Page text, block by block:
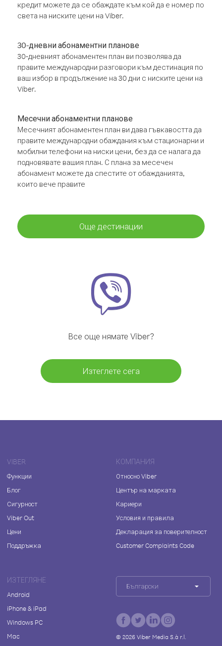
кредит можете да се обаждате към кой да е номер по
света на ниските цени на Viber.
30-дневни абонаментни планове
30-дневният абонаментен план ви позволява да
правите международни разговори към дестинация по
ваш избор в продължение на 30 дни с ниските цени на
Viber.
Месечни абонаментни планове
Месечният абонаментен план ви дава гъвкавостта да
правите международни обаждания към стационарни и
мобилни телефони на ниски цени, без да се налага да
подновявате вашия план. С плана за месечен
абонамент можете да спестите от обажданията,
които вече правите
Още дестинации
Все още нямате Viber?
Изтеглете сега
VIBER
Функции
Блог
Сигурност
Viber Out
Цени
Поддръжка
КОМПАНИЯ
Относно Viber
Център на марката
Кариери
Условия и правила
Декларация за поверителност
Customer Complaints Code
ИЗТЕГЛЯНЕ
Android
iPhone & iPad
Windows PC
Mac
Български
© 2026Viber Media S.à r.l.